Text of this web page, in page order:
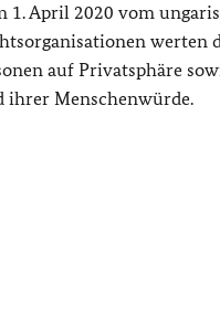
1. April 2020 vom
werten
auf Privatsphäre
ihrer Menschenwürde.